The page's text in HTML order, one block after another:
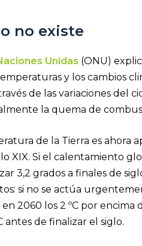
no existe
Unidas (ONU)
y los cambios
de las variaciones del
la quema de
de la Tierra es ahora
XIX. Si el calentamiento
3,2 grados a finales de
si no se actúa
2060 los 2 ºC por encima
antes de finalizar el siglo.